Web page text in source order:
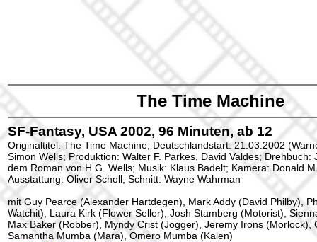
The Time Machine
SF-Fantasy, USA 2002, 96 Minuten, ab 12
Originaltitel: The Time Machine; Deutschlandstart: 21.03.2002
Simon Wells; Produktion: Walter F. Parkes, David Valdes; Drehbuch:
dem Roman von H.G. Wells; Musik: Klaus Badelt; Kamera: Donald
Ausstattung: Oliver Scholl; Schnitt: Wayne Wahrman
mit Guy Pearce (Alexander Hartdegen), Mark Addy (David Philby),
Watchit), Laura Kirk (Flower Seller), Josh Stamberg (Motorist),
Max Baker (Robber), Myndy Crist (Jogger), Jeremy Irons (Morlock),
Samantha Mumba (Mara), Omero Mumba (Kalen)